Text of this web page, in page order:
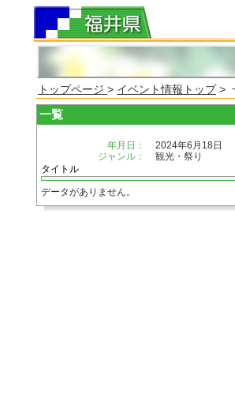
トップページ > イベント情報トップ>
一覧
年月日：
2024年6月18日
ジャンル：
観光・祭り
タイトル
データがありません。